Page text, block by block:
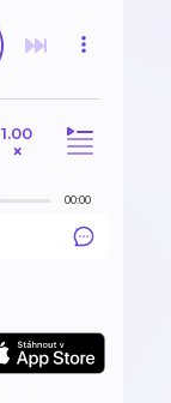
1.00
×
00:00